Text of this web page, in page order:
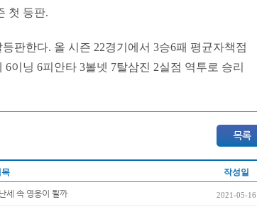
첫 등판.
판한다. 올 시즌 22경기에서 3승6패 평균자책점
이닝 6피안타 3볼넷 7탈삼진 2실점 역투로 승리
작성일
세 속 영웅이 될까 2021-05-16